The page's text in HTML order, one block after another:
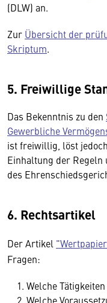
(DLW) an.
Zur Übersicht der
Skriptum.
5. Freiwillige
Das Bekenntnis zu den
Gewerbliche
ist freiwillig, löst
Einhaltung der Regeln
des
6. Rechtsartikel
Der Artikel
Fragen:
Welche
Welche